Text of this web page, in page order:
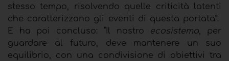
stesso tempo, risolvendo quelle criticità latenti
che caratterizzano gli eventi di questa portata”.
E ha poi concluso: "Il nostro ecosistema, per
guardare al futuro, deve mantenere un suo
equilibrio, con una condivisione di obiettivi tra